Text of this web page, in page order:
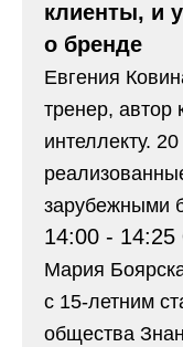
клиенты, и
о бренде
Евгения
тренер, автор
интеллекту.
зарубежными
14:00 - 14:25
Мария
с 15-летним
общества